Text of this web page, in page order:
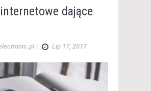
dające
| Lip 17, 2017